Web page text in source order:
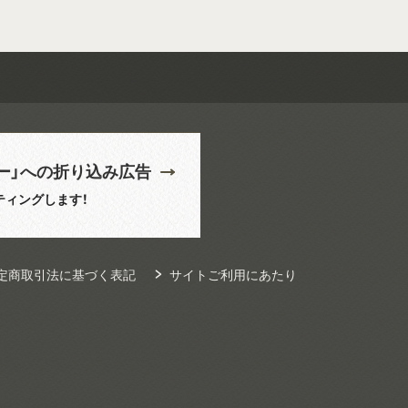
」への折り込み広告
ングします！
商取引法に基づく表記 サイトご利用にあたり